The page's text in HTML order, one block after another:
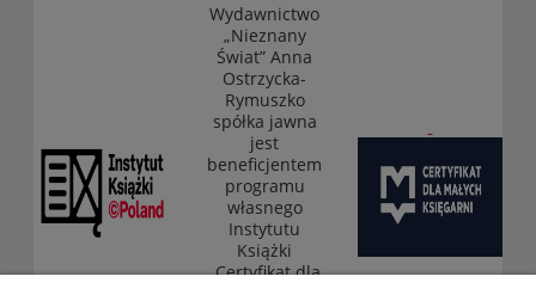
Wydawnictwo
„Nieznany
Świat” Anna
Ostrzycka-
Rymuszko
spółka jawna
jest
beneficjentem
programu
własnego
Instytutu
Książki
„Certyfikat dla